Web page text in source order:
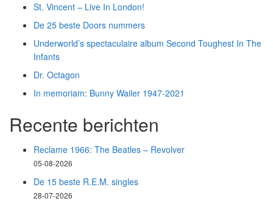
St. Vincent – Live In London!
De 25 beste Doors nummers
Underworld’s spectaculaire album Second Toughest In The
Infants
Dr. Octagon
In memoriam: Bunny Wailer 1947-2021
Recente berichten
Reclame 1966: The Beatles – Revolver
05-08-2026
De 15 beste R.E.M. singles
28-07-2026